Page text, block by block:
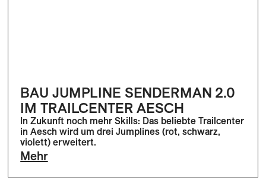
BAU JUMPLINE SENDERMAN 2.0
IM TRAILCENTER AESCH
In Zukunft noch mehr Skills: Das beliebte Trailcenter
in Aesch wird um drei Jumplines (rot, schwarz,
violett) erweitert.
Mehr